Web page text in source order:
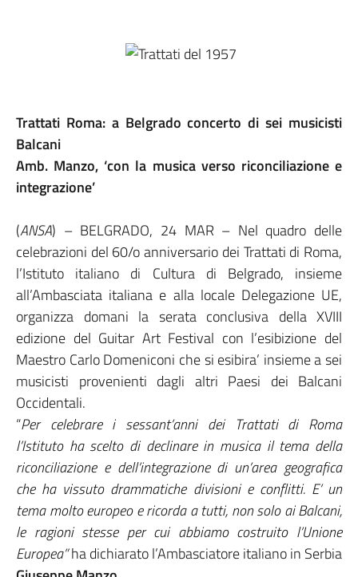
Trattati Roma: a Belgrado concerto di sei musicisti
Balcani
Amb. Manzo, ‘con la musica verso riconciliazione e
integrazione’
(ANSA) – BELGRADO, 24 MAR – Nel quadro delle
celebrazioni del 60/o anniversario dei Trattati di Roma,
l’Istituto italiano di Cultura di Belgrado, insieme
all’Ambasciata italiana e alla locale Delegazione UE,
organizza domani la serata conclusiva della XVIII
edizione del Guitar Art Festival con l’esibizione del
Maestro Carlo Domeniconi che si esibira’ insieme a sei
musicisti provenienti dagli altri Paesi dei Balcani
Occidentali.
“Per celebrare i sessant’anni dei Trattati di Roma
l’Istituto ha scelto di declinare in musica il tema della
riconciliazione e dell’integrazione di un’area geografica
che ha vissuto drammatiche divisioni e conflitti. E’ un
tema molto europeo e ricorda a tutti, non solo ai Balcani,
le ragioni stesse per cui abbiamo costruito l’Unione
Europea”ha dichiarato l’Ambasciatore italiano in Serbia